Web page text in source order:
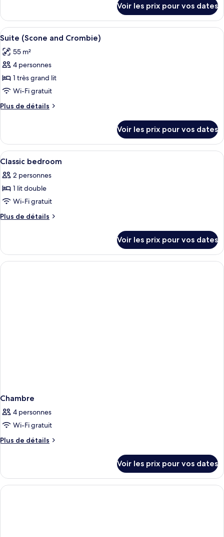
Suite
(Glamis)
le
type
de
chambre
Suite
(Glamis)
Voir les prix pour vos dates
Afficher
toutes
les
photos
pour
ce
type
de
Suite
(Scone
and
Crombie)
Un salon spacieux doté d’une
3
Suite (Scone and Crombie)
55 m²
4 personnes
1 très grand lit
Wi-Fi gratuit
Plus de détails
Plus
le
type
de
Suite
(Scone
Crombie)
Voir les prix pour vos dates
Afficher
toutes
les
photos
pour
ce
chambre :
Classic
bedroom
Une chambre d’hôtel avec un lit, un
2
Classic bedroom
2 personnes
1 lit double
Wi-Fi gratuit
Plus de détails
Plus
le
type
de
Voir les prix pour vos dates
Chambre
4 personnes
Wi-Fi gratuit
Plus de détails
Plus
le
type
de
Voir les prix pour vos dates